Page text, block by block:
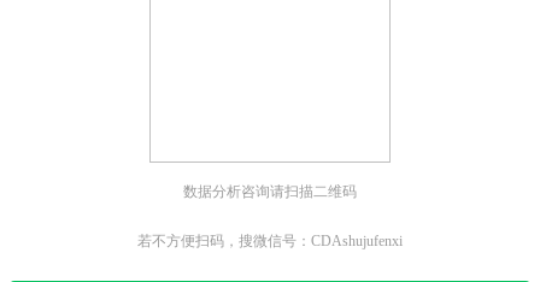
数据分析咨询请扫描二维码
若不方便扫码，搜微信号：CDAshujufenxi